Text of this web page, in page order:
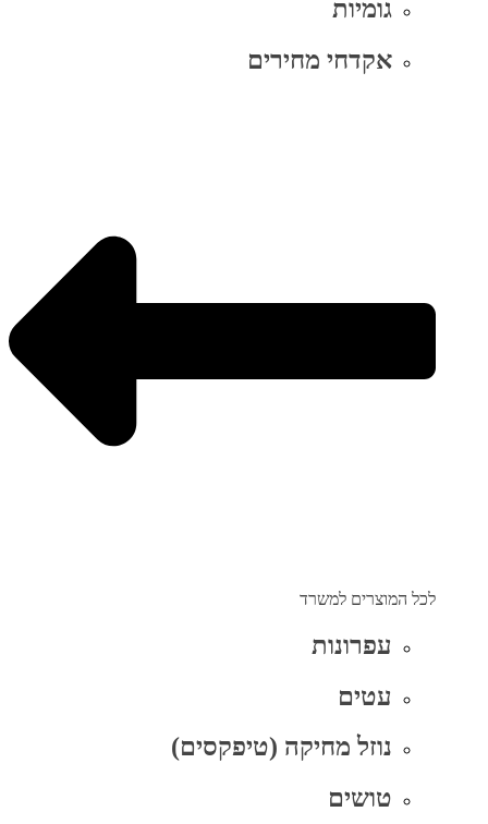
גומיות
אקדחי מחירים
לכל המוצרים למשרד
עפרונות
עטים
נוזל מחיקה (טיפקסים)
טושים